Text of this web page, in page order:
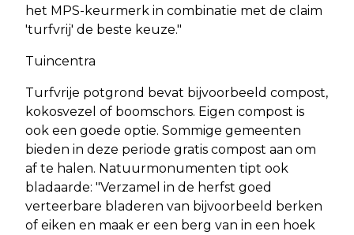
het MPS-keurmerk in combinatie met de claim
'turfvrij' de beste keuze."
Tuincentra
Turfvrije potgrond bevat bijvoorbeeld compost,
kokosvezel of boomschors. Eigen compost is
ook een goede optie. Sommige gemeenten
bieden in deze periode gratis compost aan om
af te halen. Natuurmonumenten tipt ook
bladaarde: "Verzamel in de herfst goed
verteerbare bladeren van bijvoorbeeld berken
of eiken en maak er een berg van in een hoek